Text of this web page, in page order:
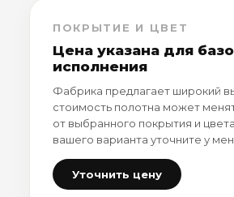
ПОКРЫТИЕ И ЦВЕТ
Цена указана для
исполнения
Фабрика предлагает широкий
стоимость полотна может
от выбранного покрытия и
вашего варианта уточните у
Уточнить цену